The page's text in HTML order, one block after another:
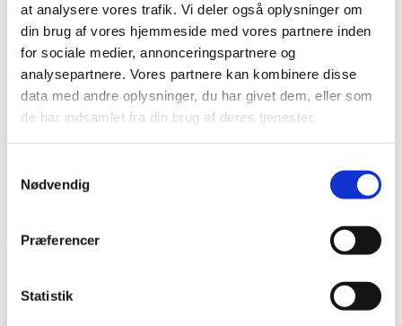
at analysere vores trafik. Vi deler også oplysninger om
din brug af vores hjemmeside med vores partnere inden
for sociale medier, annonceringspartnere og
analysepartnere. Vores partnere kan kombinere disse
data med andre oplysninger, du har givet dem, eller som
de har indsamlet fra din brug af deres tjenester.
Nødvendig
Præferencer
Statistik
After Care
Belysning
Hjælpemidler
Lim
Pincetter og Tweezer
Vippe- & Brynfarve
Voks
DIY Lashes
Gavekort
Vare: Ombre gel 06